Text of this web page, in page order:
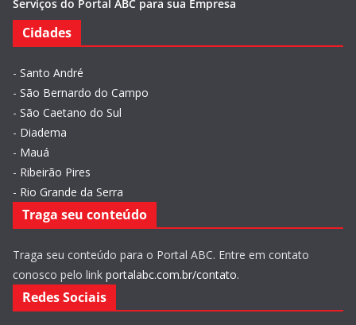
Serviços do Portal ABC para sua Empresa
Cidades
- Santo André
- São Bernardo do Campo
- São Caetano do Sul
- Diadema
- Mauá
- Ribeirão Pires
- Rio Grande da Serra
Traga seu conteúdo
Traga seu conteúdo para o Portal ABC. Entre em contato
conosco pelo link portalabc.com.br/contato.
Redes Sociais